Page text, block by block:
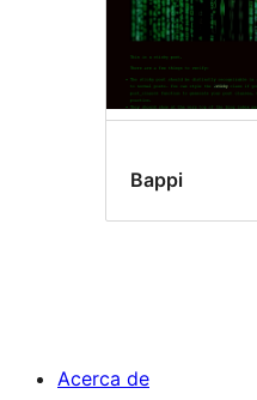
Bappi
Acerca de